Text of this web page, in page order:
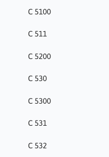
C 5100
C 511
C 5200
C 530
C 5300
C 531
C 532